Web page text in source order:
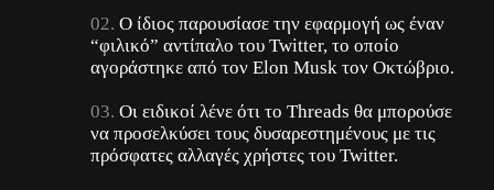
Ο ίδιος παρουσίασε την εφαρμογή ως έναν
“φιλικό” αντίπαλο του Twitter, το οποίο
αγοράστηκε από τον Elon Musk τον Οκτώβριο.
Οι ειδικοί λένε ότι το Threads θα μπορούσε
να προσελκύσει τους δυσαρεστημένους με τις
πρόσφατες αλλαγές χρήστες του Twitter.